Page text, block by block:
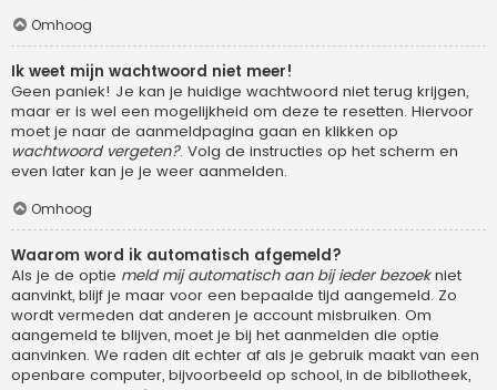
Omhoog
Ik weet mijn wachtwoord niet meer!
Geen paniek! Je kan je huidige wachtwoord niet terug krijgen,
maar er is wel een mogelijkheid om deze te resetten. Hiervoor
moet je naar de aanmeldpagina gaan en klikken op
wachtwoord vergeten?. Volg de instructies op het scherm en
even later kan je je weer aanmelden.
Omhoog
Waarom word ik automatisch afgemeld?
Als je de optie meld mij automatisch aan bij ieder bezoekniet
aanvinkt, blijf je maar voor een bepaalde tijd aangemeld. Zo
wordt vermeden dat anderen je account misbruiken. Om
aangemeld te blijven, moet je bij het aanmelden die optie
aanvinken. We raden dit echter af als je gebruik maakt van een
openbare computer, bijvoorbeeld op school, in de bibliotheek,